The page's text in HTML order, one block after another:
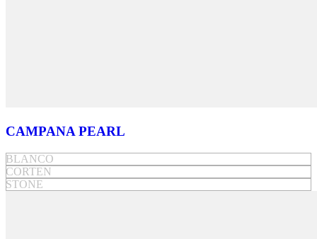
CAMPANA PEARL
BLANCO
CORTEN
STONE